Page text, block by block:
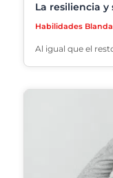
La resiliencia
Habilidades
Al igual que el